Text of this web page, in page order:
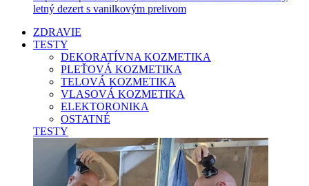
letný dezert s vanilkovým prelivom
ZDRAVIE
TESTY
DEKORATÍVNA KOZMETIKA
PLEŤOVÁ KOZMETIKA
TELOVÁ KOZMETIKA
VLASOVÁ KOZMETIKA
ELEKTORONIKA
OSTATNÉ
TESTY